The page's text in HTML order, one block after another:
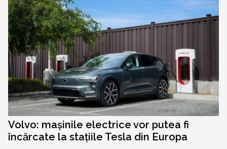
Volvo: mașinile electrice vor putea fi
încărcate la stațiile Tesla din Europa